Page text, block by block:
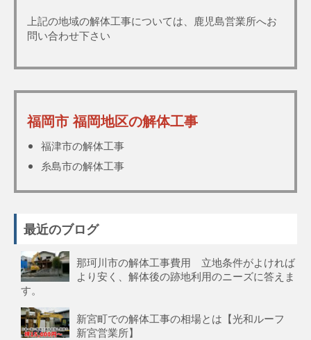
上記の地域の解体工事については、鹿児島営業所へお
問い合わせ下さい
福岡市 福岡地区の解体工事
福津市の解体工事
糸島市の解体工事
最近のブログ
那珂川市の解体工事費用 立地条件がよければ
より安く、解体後の跡地利用のニーズに答えま
す。
新宮町での解体工事の相場とは【光和ルーフ
新宮営業所】